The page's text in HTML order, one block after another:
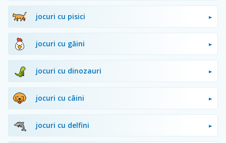
jocuri cu pisici
jocuri cu găini
jocuri cu dinozauri
jocuri cu câini
jocuri cu delfini